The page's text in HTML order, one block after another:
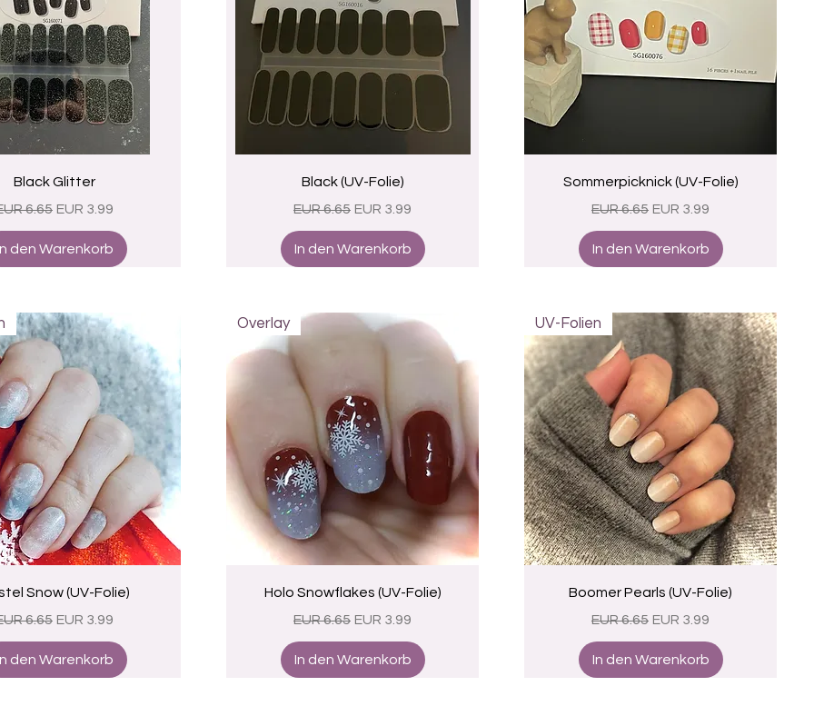
Schnellansicht
Black Glitter
6.65 Sale-Preis
EUR 3.99
den Warenkorb
Schnellansicht
Black (UV-Folie)
Standardpreis
EUR 6.65 Sale-Preis
EUR 3.99
In den Warenkorb
Schnellansicht
Sommerpicknick (UV-Folie)
Standardpreis
EUR 6.65 Sale-Preis
EUR 3.99
In den Warenkorb
Schnellansicht
Snow (UV-Folie)
6.65 Sale-Preis
EUR 3.99
den Warenkorb
Schnellansicht
Overlay
Holo Snowflakes (UV-Folie)
Standardpreis
EUR 6.65 Sale-Preis
EUR 3.99
In den Warenkorb
Schnellansicht
UV-Folien
Boomer Pearls (UV-Folie)
Standardpreis
EUR 6.65 Sale-Preis
EUR 3.99
In den Warenkorb